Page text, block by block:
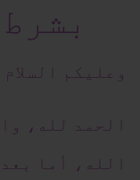
وعلیکم
الحمد لله،
الله، أما